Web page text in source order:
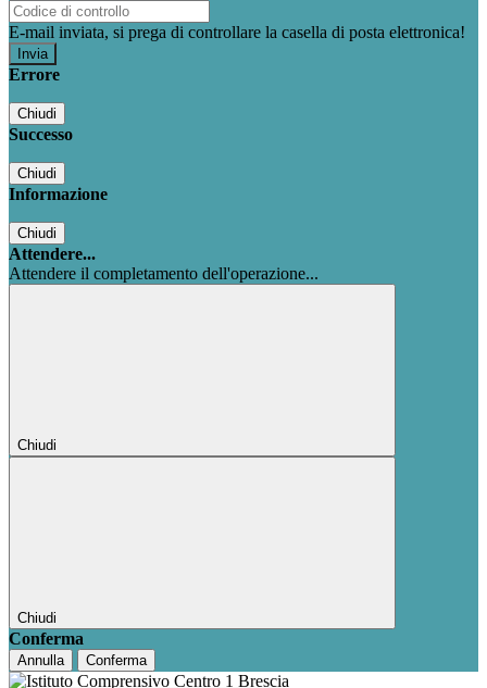
E-mail inviata, si prega di controllare la casella di posta elettronica!
Errore
Chiudi
Successo
Chiudi
Informazione
Chiudi
Attendere...
Attendere il completamento dell'operazione...
Chiudi
Chiudi
Conferma
Annulla Conferma